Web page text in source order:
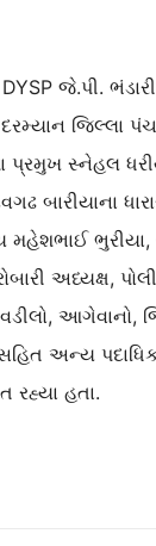
જે.પી.
જિલ્લા
પ્રમુખ સ્નેહલ
બારીયાના
મહેશભાઈ ભુરીયા,
અધ્યક્ષ,
આગેવાનો,
અન્ય
રહ્યા હતા.